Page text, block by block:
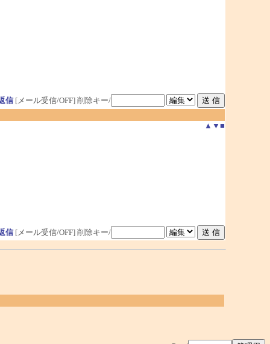
信[メール受信/OFF] 削除キー/
▲ ▼ ■
信[メール受信/OFF] 削除キー/